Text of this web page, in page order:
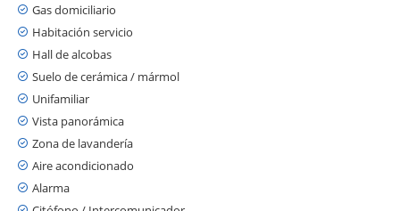
Gas domiciliario
Habitación servicio
Hall de alcobas
Suelo de cerámica / mármol
Unifamiliar
Vista panorámica
Zona de lavandería
Aire acondicionado
Alarma